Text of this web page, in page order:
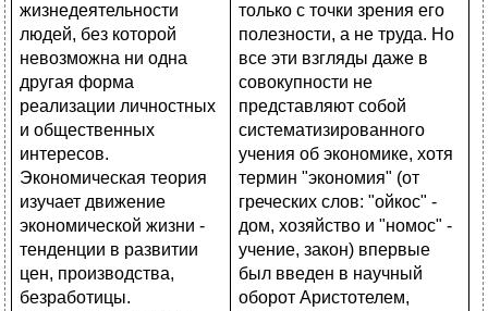
только с точки зрения его
полезности, а не труда. Но
все эти взгляды даже в
совокупности не
представляют собой
систематизированного
учения об экономике, хотя
термин "экономия" (от
греческих слов: "ойкос" -
дом, хозяйство и "номос" -
учение, закон) впервые
был введен в научный
оборот Аристотелем,